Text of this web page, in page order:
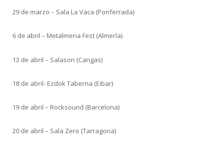
29 de marzo – Sala La Vaca (Ponferrada)
6 de abril – Metalmeria Fest (Almería)
13 de abril – Salason (Cangas)
18 de abril- Ezdok Taberna (Eibar)
19 de abril – Rocksound (Barcelona)
20 de abril – Sala Zero (Tarragona)